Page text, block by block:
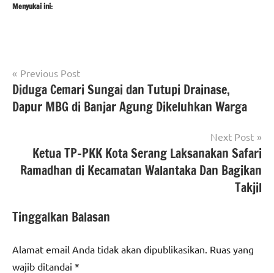
Menyukai ini:
Tagged
with
#,
#Berita
#nasional,
#provinsi
Uncategorized
Navigasi
pos
Previous Post
Diduga Cemari Sungai dan Tutupi Drainase,
Dapur MBG di Banjar Agung Dikeluhkan Warga
Next Post
Ketua TP-PKK Kota Serang Laksanakan Safari
Ramadhan di Kecamatan Walantaka Dan Bagikan
Takjil
Tinggalkan Balasan
Alamat email Anda tidak akan dipublikasikan. Ruas yang
wajib ditandai *